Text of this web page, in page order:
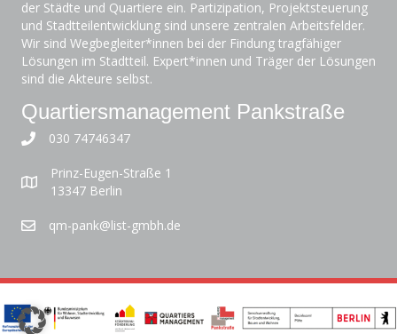
der Städte und Quartiere ein. Partizipation, Projektsteuerung
und Stadtteilentwicklung sind unsere zentralen Arbeitsfelder.
Wir sind Wegbegleiter*innen bei der Findung tragfähiger
Lösungen im Stadtteil. Expert*innen und Träger der Lösungen
sind die Akteure selbst.
Quartiersmanagement Pankstraße
030 74746347
Prinz-Eugen-Straße 1
13347 Berlin
qm-pank@list-gmbh.de